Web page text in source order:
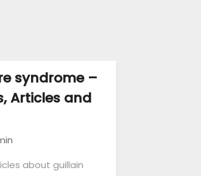
syndrome –
Articles and
about guillain